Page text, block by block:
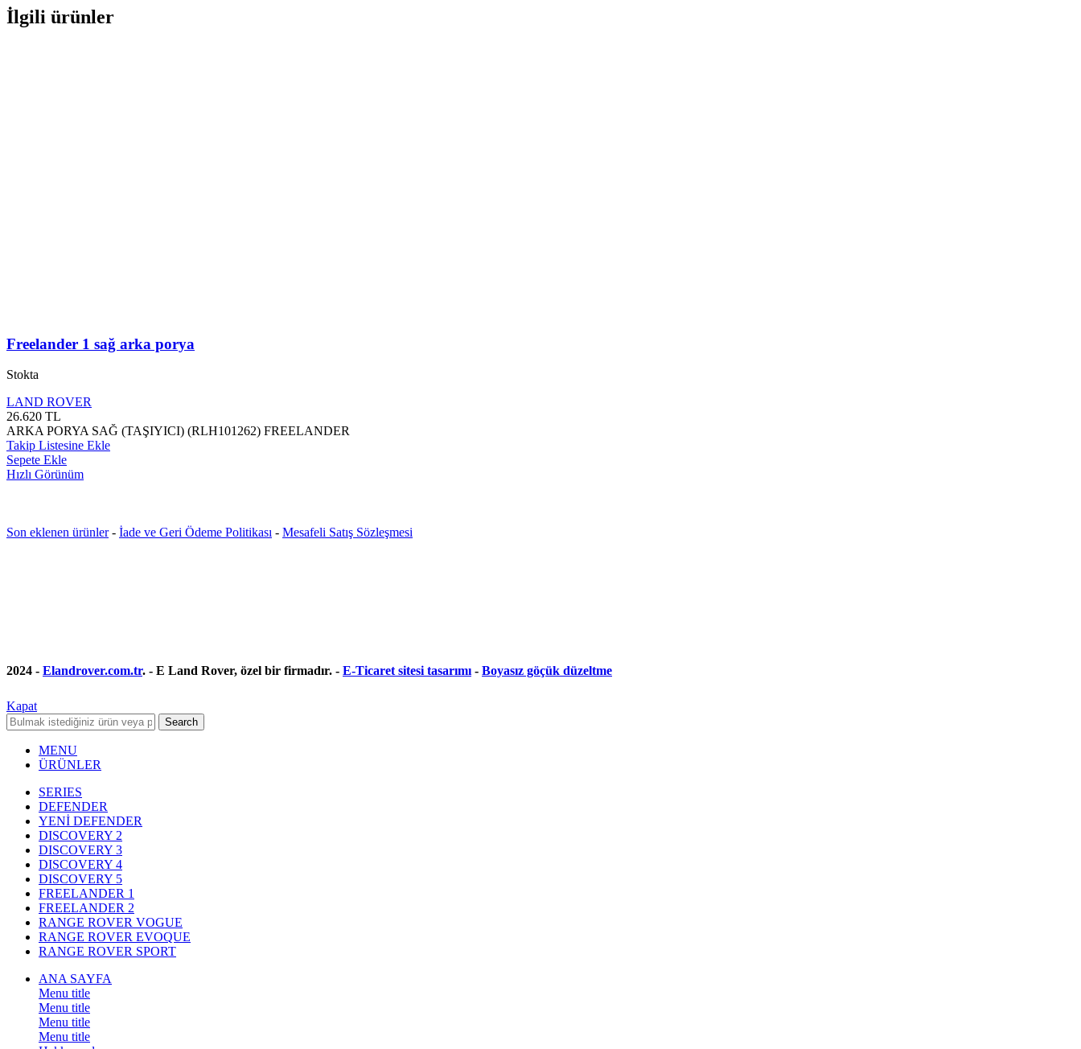
İlgili ürünler
Freelander 1 sağ arka porya
Stokta
LAND ROVER
26.620 TL
ARKA PORYA SAĞ (TAŞIYICI) (RLH101262) FREELANDER
Takip Listesine Ekle
Sepete Ekle
Hızlı Görünüm
Son eklenen ürünler- İade ve Geri Ödeme Politikası - Mesafeli Satış Sözleşmesi
2024 - Elandrover.com.tr. - E Land Rover, özel bir firmadır. - E-Ticaret sitesi tasarımı- Boyasız göçük düzeltme
Kapat
Search
MENU
ÜRÜNLER
SERIES
DEFENDER
YENİ DEFENDER
DISCOVERY 2
DISCOVERY 3
DISCOVERY 4
DISCOVERY 5
FREELANDER 1
FREELANDER 2
RANGE ROVER VOGUE
RANGE ROVER EVOQUE
RANGE ROVER SPORT
ANA SAYFA
Menu title
Menu title
Menu title
Menu title